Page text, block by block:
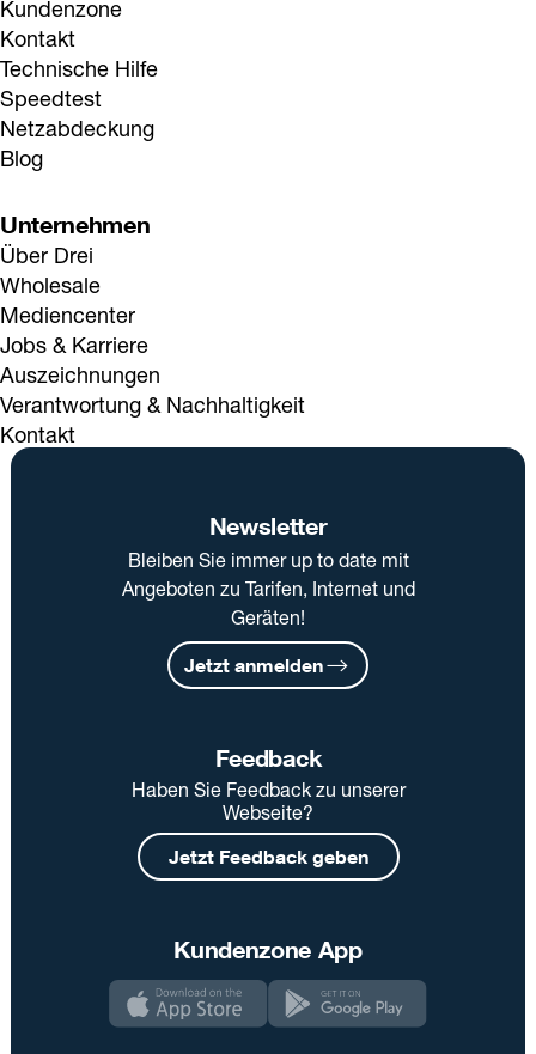
Kundenzone
Kontakt
Technische Hilfe
Speedtest
Netzabdeckung
Blog
Unternehmen
Über Drei
Wholesale
Mediencenter
Jobs & Karriere
Auszeichnungen
Verantwortung & Nachhaltigkeit
Kontakt
Newsletter
Bleiben Sie immer up to date mit
Angeboten zu Tarifen, Internet und
Geräten!
Jetzt anmelden
Feedback
Haben Sie Feedback zu unserer
Webseite?
Jetzt Feedback geben
Kundenzone App